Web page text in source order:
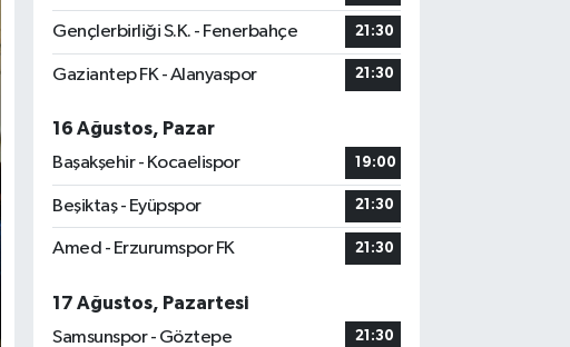
Gençlerbirliği S.K. - Fenerbahçe 21:30
Gaziantep FK - Alanyaspor 21:30
16 Ağustos, Pazar
Başakşehir - Kocaelispor
19:00
Beşiktaş - Eyüpspor 21:30
Amed - Erzurumspor FK 21:30
17 Ağustos, Pazartesi
Samsunspor - Göztepe
21:30